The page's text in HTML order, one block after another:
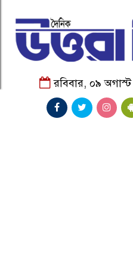
রবিবার, ০৯